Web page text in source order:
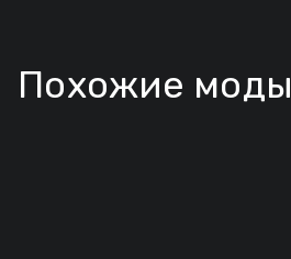
Похожие моды